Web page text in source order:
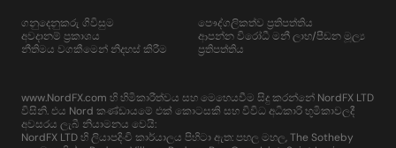
ගනුදෙනුකරු ගිවිසුම
අවදානම් ප්‍රකාශය
නීතිමය වගකීමෙන් නිදහස් කිරීම
පෞද්ගලිකත්ව ප්‍රතිපත්තිය
ආපන්න විරෝධී මනී ලාභ/පීඩන මූල්‍ය
ප්‍රතිපත්තිය
www.NordFX.com හි හිමිකාරීත්වය සහ මෙහෙයවීම සිදු කරන්නේ NordFX LTD
විසිනි. එය Nord කණ්ඩායමේ එක් කොටසකි සහ විවිධ අධිකාරි භූමිකාවලදී
අවසරය ලැබී නියාමනය වෙයි:
NordFX LTD හි ලියාපදිංචි කාර්යාලය පිහිටා ඇත: පහල මහල, The Sotheby